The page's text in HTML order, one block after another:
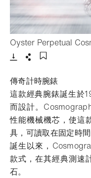
Oyster Perpetual
- 打開lightbox
傳奇計時腕錶
這款經典腕錶誕生於
而設計。
性能機械機芯，使這
具，可讀取在固定時
誕生以來，
款式，在其經典測速
石。